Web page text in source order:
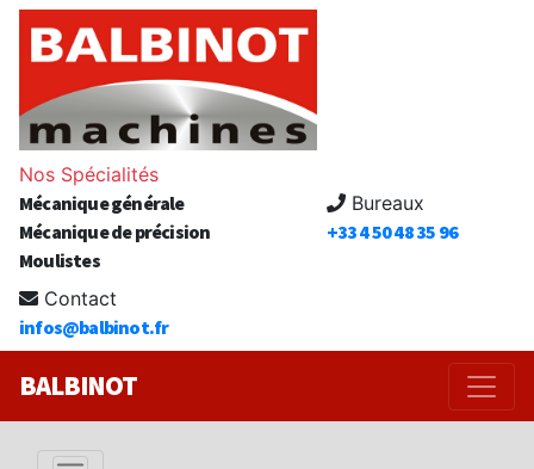
Nos Spécialités
Mécanique générale
Mécanique de précision
Moulistes
Bureaux
+33 4 50 48 35 96
Contact
infos@balbinot.fr
BALBINOT